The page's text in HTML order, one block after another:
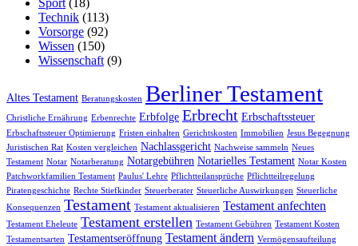
Sport (18)
Technik (113)
Vorsorge (92)
Wissen (150)
Wissenschaft (9)
Altes Testament Beratungskosten Berliner Testament
Christliche Ernährung Erbenrechte Erbfolge Erbrecht Erbschaftssteuer
Erbschaftssteuer Optimierung Fristen einhalten Gerichtskosten Immobilien Jesus Begegnung
Juristischen Rat Kosten vergleichen Nachlassgericht Nachweise sammeln Neues
Testament Notar Notarberatung Notargebühren Notarielles Testament Notar Kosten
Patchworkfamilien Testament Paulus' Lehre Pflichtteilansprüche Pflichtteilregelung
Piratengeschichte Rechte Stiefkinder Steuerberater Steuerliche Auswirkungen Steuerliche
Konsequenzen Testament Testament aktualisieren Testament anfechten
Testament Eheleute Testament erstellen Testament Gebühren Testament Kosten
Testamentsarten Testamentseröffnung Testament ändern Vermögensaufteilung